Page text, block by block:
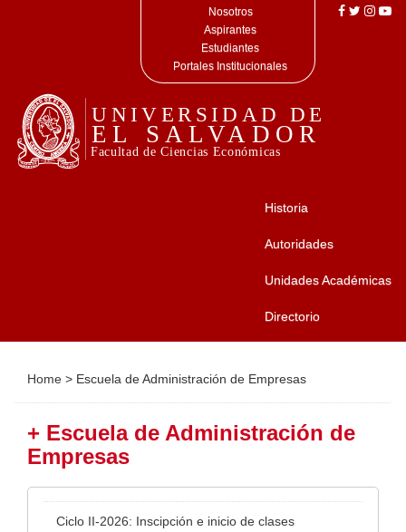
Nosotros
Aspirantes
Estudiantes
Portales Institucionales
Historia
Autoridades
Unidades Académicas
Directorio
Home > Escuela de Administración de Empresas
+ Escuela de Administración de
Empresas
Ciclo II-2026: Inscipción e inicio de clases